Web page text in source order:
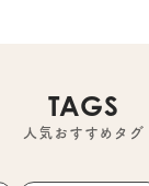
TAGS
人気おすすめタグ